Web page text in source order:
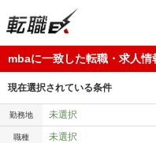
mbaに一致した転職・求人情
現在選択されている条件
勤務地 未選択
職種 未選択